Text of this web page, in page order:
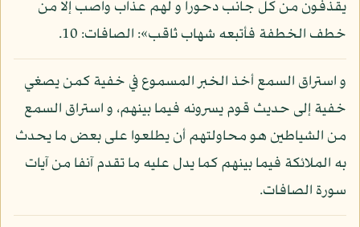
يقذفون من كل جانب دحورا و لهم عذاب واصب إلا من
خطف الخطفة فأتبعه شهاب ثاقب»: الصافات: 10.
و استراق السمع أخذ الخبر المسموع في خفية كمن يصغي
خفية إلى حديث قوم يسرونه فيما بينهم، و استراق السمع
من الشياطين هو محاولتهم أن يطلعوا على بعض ما يحدث
به الملائكة فيما بينهم كما يدل عليه ما تقدم آنفا من آيات
سورة الصافات.